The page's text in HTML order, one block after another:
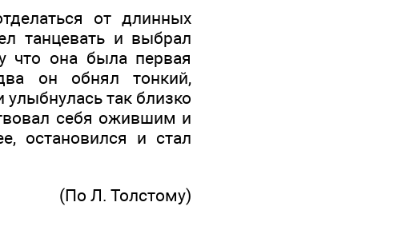
от длинных
танцевать и выбрал
что она была первая
он обнял тонкий,
так близко
себя ожившим и
остановился и стал
(По Л. Толстому)